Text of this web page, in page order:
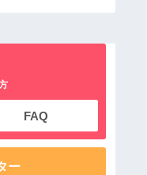
FAQ
ー